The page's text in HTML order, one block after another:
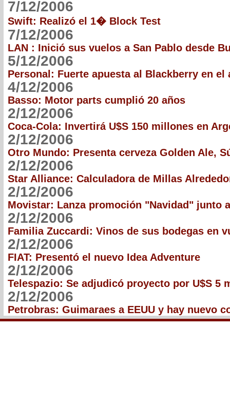
7/12/2006
Swift: Realizó el 1� Block Test
7/12/2006
LAN : Inició sus vuelos a San Pablo desde
5/12/2006
Personal: Fuerte apuesta al Blackberry en el
4/12/2006
Basso: Motor parts cumplió 20 años
2/12/2006
Coca-Cola: Invertirá U$S 150 millones en
2/12/2006
Otro Mundo: Presenta cerveza Golden Ale,
2/12/2006
Star Alliance: Calculadora de Millas
2/12/2006
Movistar: Lanza promoción "Navidad" junto
2/12/2006
Familia Zuccardi: Vinos de sus bodegas en
2/12/2006
FIAT: Presentó el nuevo Idea Adventure
2/12/2006
Telespazio: Se adjudicó proyecto por U$S 5
2/12/2006
Petrobras: Guimaraes a EEUU y hay nuevo